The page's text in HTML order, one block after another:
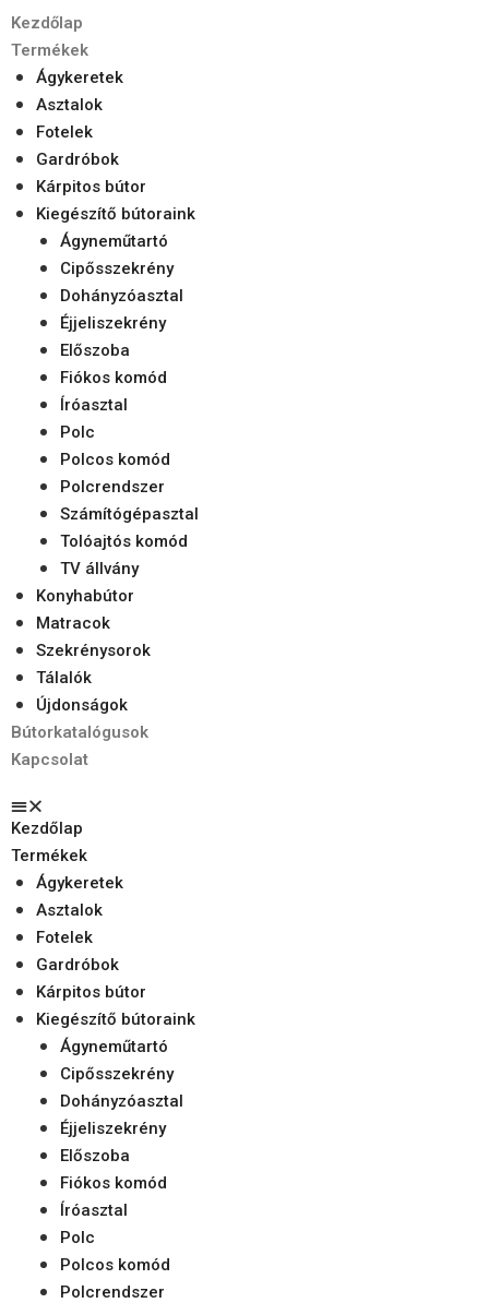
Kezdőlap
Termékek
Ágykeretek
Asztalok
Fotelek
Gardróbok
Kárpitos bútor
Kiegészítő bútoraink
Ágyneműtartó
Cipősszekrény
Dohányzóasztal
Éjjeliszekrény
Előszoba
Fiókos komód
Íróasztal
Polc
Polcos komód
Polcrendszer
Számítógépasztal
Tolóajtós komód
TV állvány
Konyhabútor
Matracok
Szekrénysorok
Tálalók
Újdonságok
Bútorkatalógusok
Kapcsolat
Kezdőlap
Termékek
Ágykeretek
Asztalok
Fotelek
Gardróbok
Kárpitos bútor
Kiegészítő bútoraink
Ágyneműtartó
Cipősszekrény
Dohányzóasztal
Éjjeliszekrény
Előszoba
Fiókos komód
Íróasztal
Polc
Polcos komód
Polcrendszer